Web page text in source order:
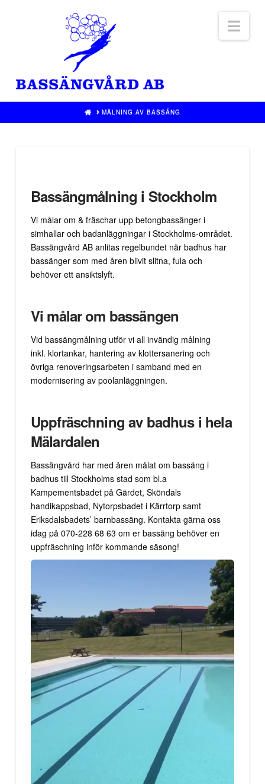
HOMEMÅLNING AV BASSÄNG
Bassängmålning i Stockholm
Vi målar om & fräschar upp betongbassänger i
simhallar och badanläggningar i Stockholms-området.
Bassängvård AB anlitas regelbundet när badhus har
bassänger som med åren blivit slitna, fula och
behöver ett ansiktslyft.
Vi målar om bassängen
Vid bassängmålning utför vi all invändig målning
inkl. klortankar, hantering av klottersanering och
övriga renoveringsarbeten i samband med en
modernisering av poolanläggningen.
Uppfräschning av badhus i hela
Mälardalen
Bassängvård har med åren målat om bassäng i
badhus till Stockholms stad som bl.a
Kampementsbadet på Gärdet, Sköndals
handikappsbad, Nytorpsbadet i Kärrtorp samt
Eriksdalsbadets’ barnbassäng. Kontakta gärna oss
idag på 070-228 68 63 om er bassäng behöver en
uppfräschning inför kommande säsong!